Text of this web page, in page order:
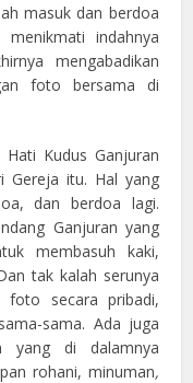
masuk dan berdoa
indahnya
mengabadikan
foto bersama di
Kudus Ganjuran
Gereja itu. Hal yang
dan berdoa lagi.
Ganjuran yang
membasuh kaki,
tak kalah serunya
secara pribadi,
sama. Ada juga
yang di dalamnya
rohani, minuman,